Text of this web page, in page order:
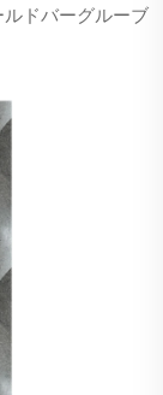
ドバーグルーブ